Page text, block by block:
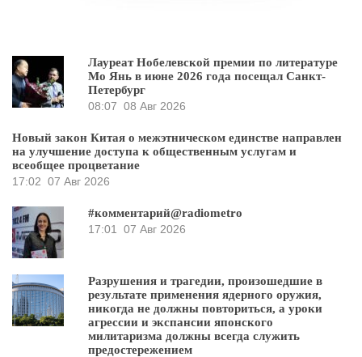
Лауреат Нобелевской премии по литературе
Мо Янь в июне 2026 года посещал Санкт-
Петербург
08:07 08 Авг 2026
Новый закон Китая о межэтническом единстве направлен
на улучшение доступа к общественным услугам и
всеобщее процветание
17:02 07 Авг 2026
#комментарий@radiometro
17:01
07 Авг 2026
Разрушения и трагедии, произошедшие в
результате применения ядерного оружия,
никогда не должны повториться, а уроки
агрессии и экспансии японского
милитаризма должны всегда служить
предостережением